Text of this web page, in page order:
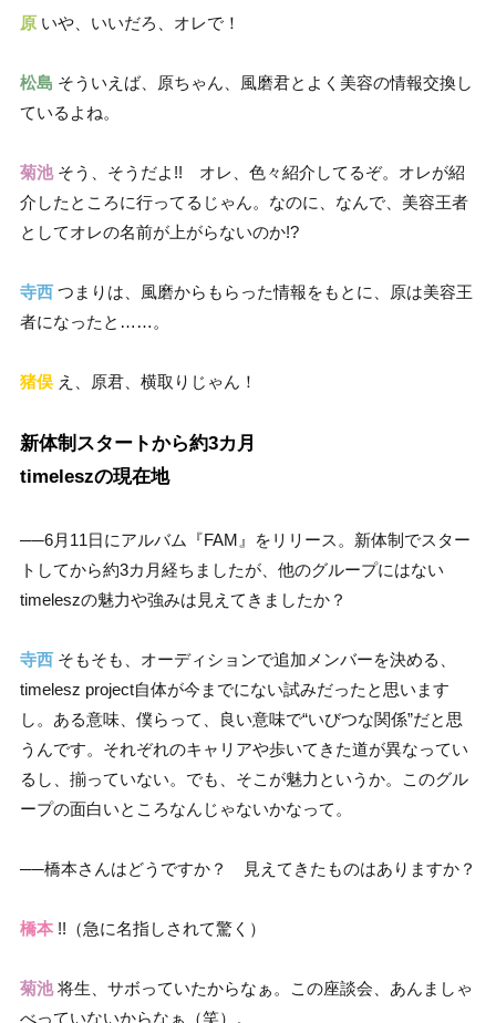
原 いや、いいだろ、オレで！
松島 そういえば、原ちゃん、風磨君とよく美容の情報交換し
ているよね。
菊池そう、そうだよ!! オレ、色々紹介してるぞ。オレが紹
介したところに行ってるじゃん。なのに、なんで、美容王者
としてオレの名前が上がらないのか!?
寺西 つまりは、風磨からもらった情報をもとに、原は美容王
者になったと……。
猪俣 え、原君、横取りじゃん！
新体制スタートから約3カ月
timeleszの現在地
──6月11日にアルバム『FAM』をリリース。新体制でスター
トしてから約3カ月経ちましたが、他のグループにはない
timeleszの魅力や強みは見えてきましたか？
寺西 そもそも、オーディションで追加メンバーを決める、
timelesz project自体が今までにない試みだったと思います
し。ある意味、僕らって、良い意味で“いびつな関係”だと思
うんです。それぞれのキャリアや歩いてきた道が異なってい
るし、揃っていない。でも、そこが魅力というか。このグル
ープの面白いところなんじゃないかなって。
──橋本さんはどうですか？ 見えてきたものはありますか？
橋本 !!（急に名指しされて驚く）
菊池将生、サボっていたからなぁ。この座談会、あんましゃ
べっていないからなぁ（笑）。